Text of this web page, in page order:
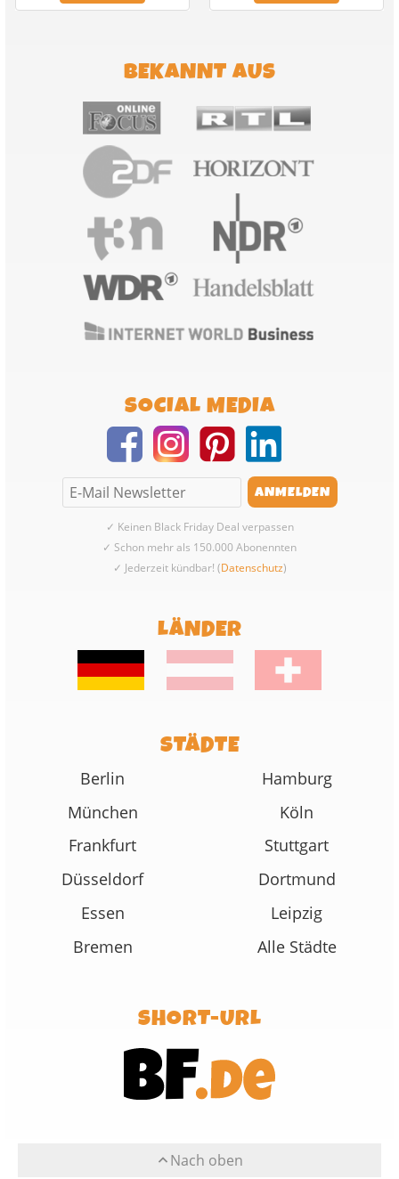
BEKANNT AUS
SOCIAL MEDIA
✓ Keinen Black Friday Deal verpassen
✓ Schon mehr als 150.000 Abonennten
✓ Jederzeit kündbar! (Datenschutz)
LÄNDER
STÄDTE
Berlin
Hamburg
München
Köln
Frankfurt
Stuttgart
Düsseldorf
Dortmund
Essen
Leipzig
Bremen
Alle Städte
SHORT-URL
Nach oben